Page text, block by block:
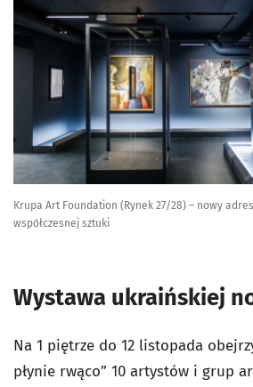
Krupa Art Foundation (Rynek 27/28) – nowy
współczesnej sztuki
Wystawa ukraińskiej
Na 1 piętrze do 12 listopada
płynie rwąco” 10 artystów i grup